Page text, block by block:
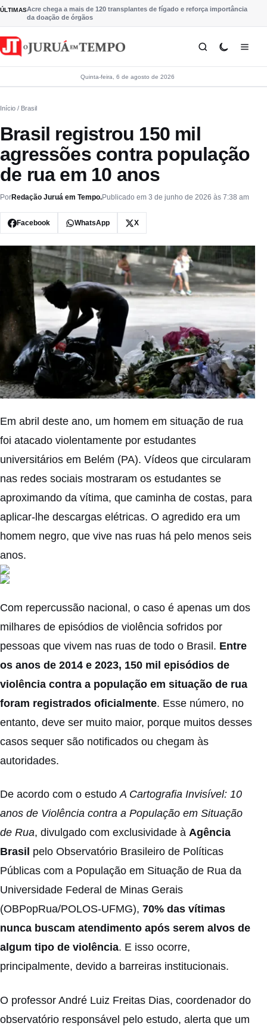
Pular para o conteúdo
ÚLTIMASAcre chega a mais de 120 transplantes de fígado e reforça importância
da doação de órgãos
Quinta-feira, 6 de agosto de 2026
Início / Brasil
Brasil registrou 150 mil
agressões contra população
de rua em 10 anos
PorRedação Juruá em Tempo.Publicado em 3 de junho de 2026 às 7:38 am
Facebook WhatsApp X
Em abril deste ano, um homem em situação de rua
foi atacado violentamente por estudantes
universitários em Belém (PA). Vídeos que circularam
nas redes sociais mostraram os estudantes se
aproximando da vítima, que caminha de costas, para
aplicar-lhe descargas elétricas. O agredido era um
homem negro, que vive nas ruas há pelo menos seis
anos.
Com repercussão nacional, o caso é apenas um dos
milhares de episódios de violência sofridos por
pessoas que vivem nas ruas de todo o Brasil. Entre
os anos de 2014 e 2023, 150 mil episódios de
violência contra a população em situação de rua
foram registrados oficialmente. Esse número, no
entanto, deve ser muito maior, porque muitos desses
casos sequer são notificados ou chegam às
autoridades.
De acordo com o estudoA Cartografia Invisível: 10
anos de Violência contra a População em Situação
de Rua, divulgado com exclusividade à Agência
Brasil pelo Observatório Brasileiro de Políticas
Públicas com a População em Situação de Rua da
Universidade Federal de Minas Gerais
(OBPopRua/POLOS-UFMG), 70% das vítimas
nunca buscam atendimento após serem alvos de
algum tipo de violência. E isso ocorre,
principalmente, devido a barreiras institucionais.
O professor André Luiz Freitas Dias, coordenador do
observatório responsável pelo estudo, alerta que um